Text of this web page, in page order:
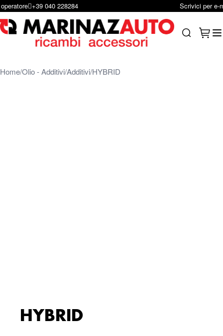
Salta al contenutoScrivici per e-mail
HomeOlio - AdditiviAdditivi HYBRID
HYBRID